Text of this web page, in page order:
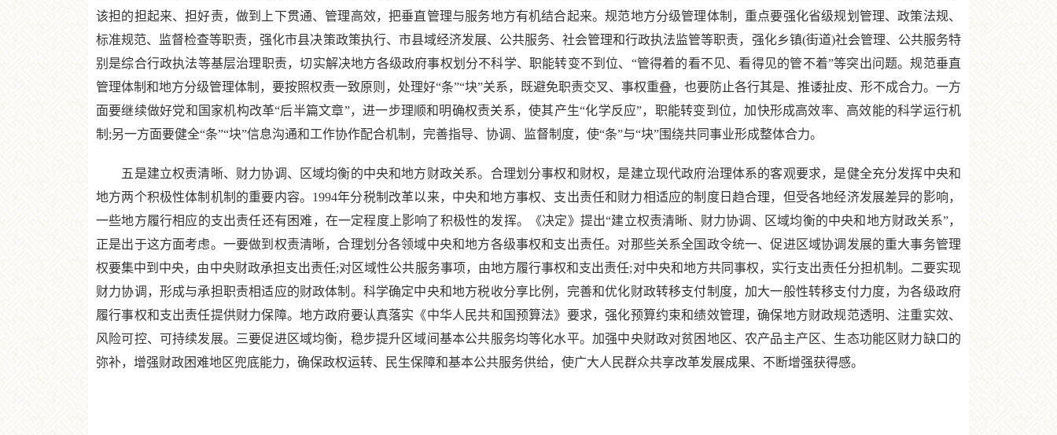
该担的担起来、担好责，做到上下贯通、管理高效，把垂直管理与服务地方有机结合起来。规范地方分级管理体制，重点要强化省级规划管理、政策法规、
标准规范、监督检查等职责，强化市县决策政策执行、市县域经济发展、公共服务、社会管理和行政执法监管等职责，强化乡镇(街道)社会管理、公共服务特
别是综合行政执法等基层治理职责，切实解决地方各级政府事权划分不科学、职能转变不到位、“管得着的看不见、看得见的管不着”等突出问题。规范垂直
管理体制和地方分级管理体制，要按照权责一致原则，处理好“条”“块”关系，既避免职责交叉、事权重叠，也要防止各行其是、推诿扯皮、形不成合力。一方
面要继续做好党和国家机构改革“后半篇文章”，进一步理顺和明确权责关系，使其产生“化学反应”，职能转变到位，加快形成高效率、高效能的科学运行机
制;另一方面要健全“条”“块”信息沟通和工作协作配合机制，完善指导、协调、监督制度，使“条”与“块”围绕共同事业形成整体合力。
五是建立权责清晰、财力协调、区域均衡的中央和地方财政关系。合理划分事权和财权，是建立现代政府治理体系的客观要求，是健全充分发挥中央和
地方两个积极性体制机制的重要内容。1994年分税制改革以来，中央和地方事权、支出责任和财力相适应的制度日趋合理，但受各地经济发展差异的影响，
一些地方履行相应的支出责任还有困难，在一定程度上影响了积极性的发挥。《决定》提出“建立权责清晰、财力协调、区域均衡的中央和地方财政关系”，
正是出于这方面考虑。一要做到权责清晰，合理划分各领域中央和地方各级事权和支出责任。对那些关系全国政令统一、促进区域协调发展的重大事务管理
权要集中到中央，由中央财政承担支出责任;对区域性公共服务事项，由地方履行事权和支出责任;对中央和地方共同事权，实行支出责任分担机制。二要实现
财力协调，形成与承担职责相适应的财政体制。科学确定中央和地方税收分享比例，完善和优化财政转移支付制度，加大一般性转移支付力度，为各级政府
履行事权和支出责任提供财力保障。地方政府要认真落实《中华人民共和国预算法》要求，强化预算约束和绩效管理，确保地方财政规范透明、注重实效、
风险可控、可持续发展。三要促进区域均衡，稳步提升区域间基本公共服务均等化水平。加强中央财政对贫困地区、农产品主产区、生态功能区财力缺口的
弥补，增强财政困难地区兜底能力，确保政权运转、民生保障和基本公共服务供给，使广大人民群众共享改革发展成果、不断增强获得感。